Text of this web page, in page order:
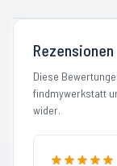
Rezensionen
Diese
findmywerkstatt
wider.